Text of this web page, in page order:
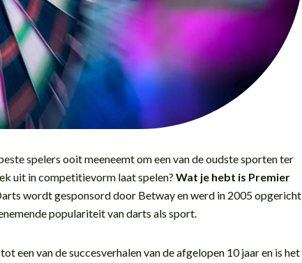
spelers ooit meeneemt om een van de oudste sporten ter
uit in competitievorm laat spelen? Wat je hebt is Premier
wordt gesponsord door Betway en werd in 2005 opgericht
populariteit van darts als sport.
een van de succesverhalen van de afgelopen 10 jaar en is het